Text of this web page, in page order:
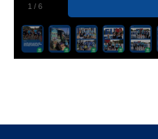
1 / 6